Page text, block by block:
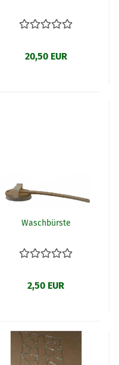
20,50 EUR
Waschbürste
2,50 EUR